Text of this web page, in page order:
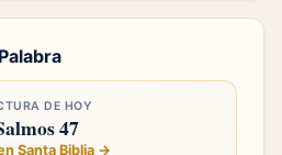
DE HOY
47
Santa Biblia →